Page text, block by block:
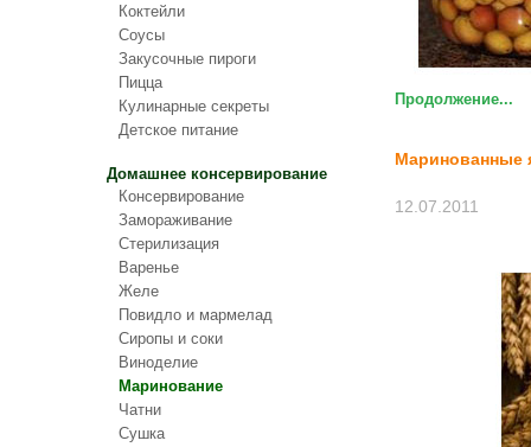
Коктейли
Соусы
Закусочные пироги
Пицца
Кулинарные секреты
Детское питание
Домашнее консервирование
Консервирование
Замораживание
Стерилизация
Варенье
Желе
Повидло и мармелад
Сиропы и соки
Виноделие
Маринование
Чатни
Сушка
Продолжение...
Маринованные
12.07.2011